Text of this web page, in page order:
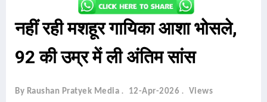
नहीं रही मशहूर गायिका आशा भोसले,
92 की उम्र में ली अंतिम सांस
By Raushan Pratyek Media 12-Apr-2026 Views